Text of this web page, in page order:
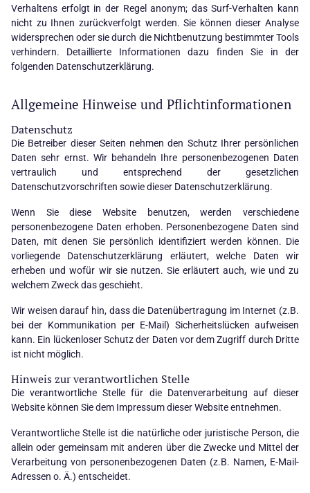
Verhaltens erfolgt in der Regel anonym; das Surf-Verhalten kann
nicht zu Ihnen zurückverfolgt werden. Sie können dieser Analyse
widersprechen oder sie durch die Nichtbenutzung bestimmter Tools
verhindern. Detaillierte Informationen dazu finden Sie in der
folgenden Datenschutzerklärung.
Allgemeine Hinweise und Pflichtinformationen
Datenschutz
Die Betreiber dieser Seiten nehmen den Schutz Ihrer persönlichen
Daten sehr ernst. Wir behandeln Ihre personenbezogenen Daten
vertraulich und entsprechend der gesetzlichen
Datenschutzvorschriften sowie dieser Datenschutzerklärung.
Wenn Sie diese Website benutzen, werden verschiedene
personenbezogene Daten erhoben. Personenbezogene Daten sind
Daten, mit denen Sie persönlich identifiziert werden können. Die
vorliegende Datenschutzerklärung erläutert, welche Daten wir
erheben und wofür wir sie nutzen. Sie erläutert auch, wie und zu
welchem Zweck das geschieht.
Wir weisen darauf hin, dass die Datenübertragung im Internet (z.B.
bei der Kommunikation per E-Mail) Sicherheitslücken aufweisen
kann. Ein lückenloser Schutz der Daten vor dem Zugriff durch Dritte
ist nicht möglich.
Hinweis zur verantwortlichen Stelle
Die verantwortliche Stelle für die Datenverarbeitung auf dieser
Website können Sie dem Impressum dieser Website entnehmen.
Verantwortliche Stelle ist die natürliche oder juristische Person, die
allein oder gemeinsam mit anderen über die Zwecke und Mittel der
Verarbeitung von personenbezogenen Daten (z.B. Namen, E-Mail-
Adressen o. Ä.) entscheidet.